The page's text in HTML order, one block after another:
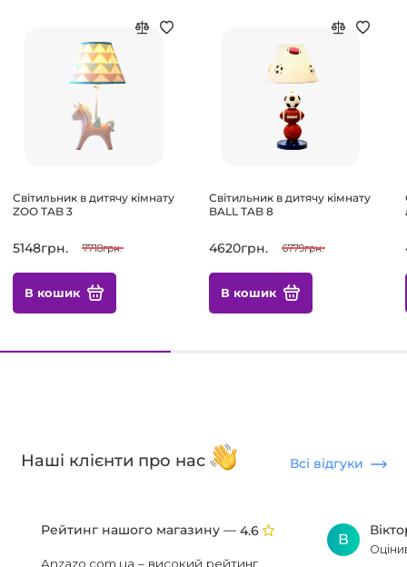
Світильник в дитячу кімнату
ZOO TAB 3
5148грн. 7718грн.
В кошик
Світильник в дитячу кімнату
BALL TAB 8
4620грн. 6779грн.
В кошик
Наші клієнти про нас Всі відгуки
Рейтинг нашого магазину — 4.6
Anzazo.com.ua – високий рейтинг,
В